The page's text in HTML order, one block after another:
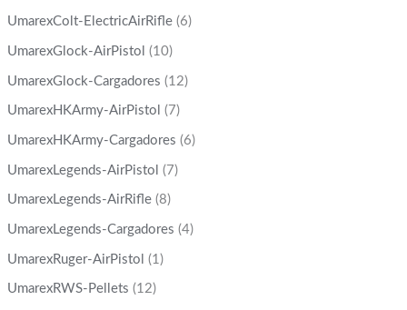
UmarexColt-ElectricAirRifle (6)
UmarexGlock-AirPistol (10)
UmarexGlock-Cargadores (12)
UmarexHKArmy-AirPistol (7)
UmarexHKArmy-Cargadores (6)
UmarexLegends-AirPistol (7)
UmarexLegends-AirRifle (8)
UmarexLegends-Cargadores (4)
UmarexRuger-AirPistol (1)
UmarexRWS-Pellets (12)